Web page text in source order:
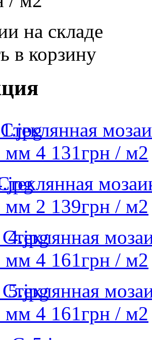
на складе
в корзину
Стеклянная
мм 4 131грн / м2
мм 2 139грн / м2
Стеклянная
мм 4 161грн / м2
Стеклянная
мм 4 161грн / м2